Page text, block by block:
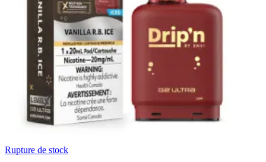
Rupture de stock